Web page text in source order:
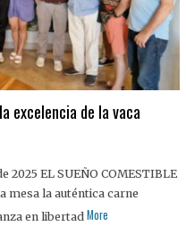
excelencia de la vaca
EL SUEÑO COMESTIBLE
mesa la auténtica carne
en libertad More